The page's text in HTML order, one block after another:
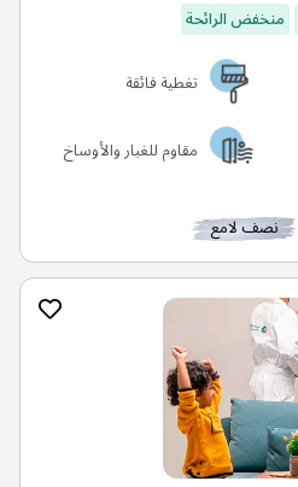
منخفض الرائحة
تغطية فائقة
مقاوم للغبار والأوساخ
نصف لامع